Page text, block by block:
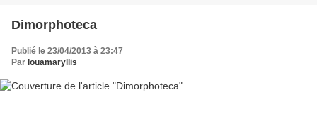
Dimorphoteca
Publié le 23/04/2013 à 23:47
Par louamaryllis